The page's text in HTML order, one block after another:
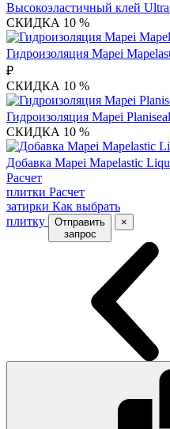
Высокоэластичный клей
СКИДКА 10 %
Гидроизоляция Mapei
₽
СКИДКА 10 %
Гидроизоляция Mapei
СКИДКА 10 %
Добавка Mapei Mapelastic
Расчет
плитки Расчет
затирки Как выбрать
плитку
Отправить
запрос
×